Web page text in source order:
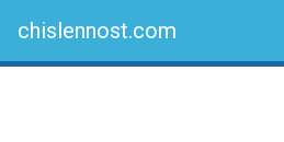
chislennost.com